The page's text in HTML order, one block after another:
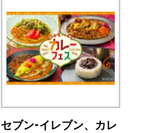
セブン‐イレブン、カレ